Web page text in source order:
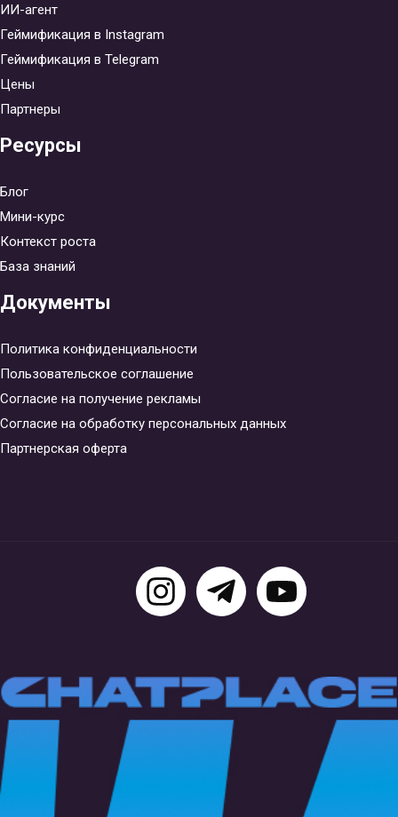
ИИ-агент
Геймификация в Instagram
Геймификация в Telegram
Цены
Партнеры
Ресурсы
Блог
Мини-курс
Контекст роста
База знаний
Документы
Политика конфиденциальности
Пользовательское соглашение
Согласие на получение рекламы
Согласие на обработку персональных данных
Партнерская оферта